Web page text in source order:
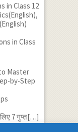
in Class 12
in Class
Master
by-Step
7 गुप्त[…]